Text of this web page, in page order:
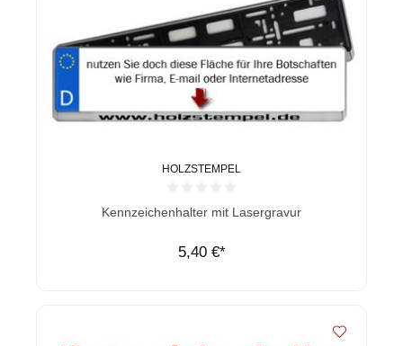
HOLZSTEMPEL
Durchschnittliche Bewertung von 0 von 5 Sternen
Kennzeichenhalter mit Lasergravur
5,40 €*